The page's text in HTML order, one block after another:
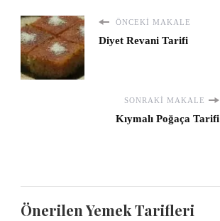
ÖNCEKI MAKALE
Diyet Revani Tarifi
SONRAKI MAKALE
Kıymalı Poğaça Tarifi
Önerilen Yemek Tarifleri